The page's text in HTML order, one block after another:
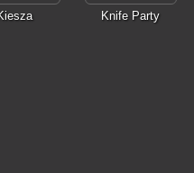
Knife Party